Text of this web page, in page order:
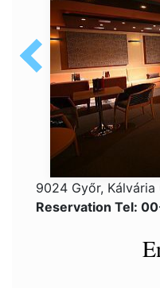
9024 Győr,
Reservation Tel: